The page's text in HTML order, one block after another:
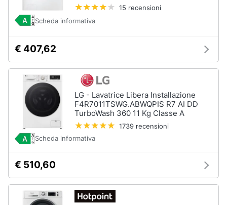
15 recensioni
Scheda informativa
€ 407,62
LG - Lavatrice Libera Installazione
F4R7011TSWG.ABWQPIS R7 AI DD
TurboWash 360 11 Kg Classe A
1739 recensioni
Scheda informativa
€ 510,60